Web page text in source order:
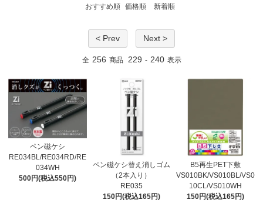
おすすめ順 価格順 新着順
< Prev Next >
全 256 商品 229 - 240 表示
ペン磁ケシ
RE034BL/RE034RD/RE
034WH
500円(税込550円)
ペン磁ケシ替え消しゴム
（2本入り）
RE035
150円(税込165円)
B5再生PET下敷
VS010BK/VS010BL/VS0
10CL/VS010WH
150円(税込165円)